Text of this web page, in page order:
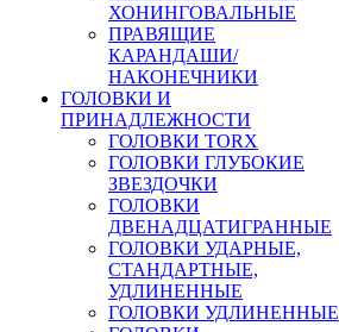
ХОНИНГОВАЛЬНЫЕ
ПРАВЯЩИЕ
КАРАНДАШИ/
НАКОНЕЧНИКИ
ГОЛОВКИ И
ПРИНАДЛЕЖНОСТИ
ГОЛОВКИ TORX
ГОЛОВКИ ГЛУБОКИЕ
ЗВЕЗДОЧКИ
ГОЛОВКИ
ДВЕНАДЦАТИГРАННЫЕ
ГОЛОВКИ УДАРНЫЕ,
СТАНДАРТНЫЕ,
УДЛИНЕННЫЕ
ГОЛОВКИ УДЛИНЕННЫЕ